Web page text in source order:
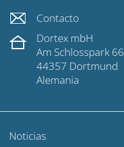
Contacto
Dortex mbH
Am Schlosspark 66
44357 Dortmund
Alemania
Noticias